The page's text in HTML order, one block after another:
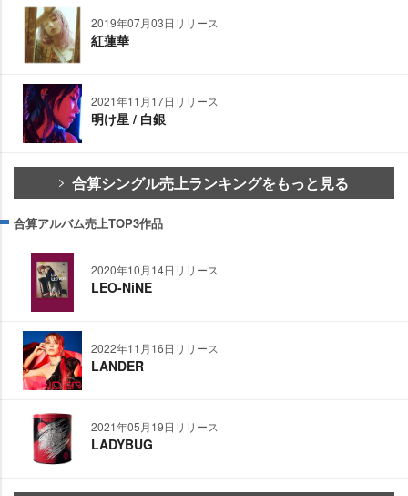
2019年07月03日リリース
紅蓮華
2021年11月17日リリース
明け星 / 白銀
合算シングル売上ランキングをもっと見る
合算アルバム売上TOP3作品
2020年10月14日リリース
LEO-NiNE
2022年11月16日リリース
LANDER
2021年05月19日リリース
LADYBUG